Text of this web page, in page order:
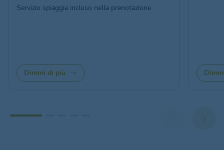
Servizio spiaggia incluso nella prenotazione
Dimmi di più